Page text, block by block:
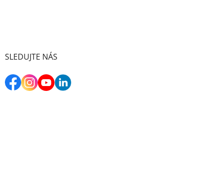
SLEDUJTE NÁS